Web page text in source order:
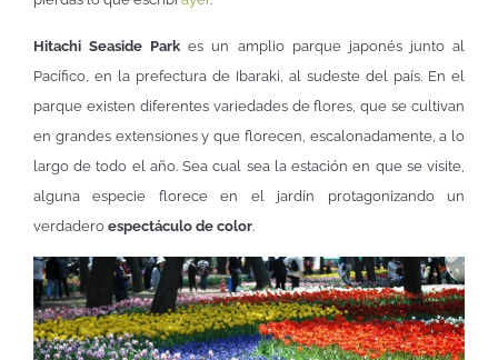
Hitachi Seaside Park es un amplio parque japonés junto al
Pacífico, en la prefectura de Ibaraki, al sudeste del país. En el
parque existen diferentes variedades de flores, que se cultivan
en grandes extensiones y que florecen, escalonadamente, a lo
largo de todo el año. Sea cual sea la estación en que se visite,
alguna especie florece en el jardín protagonizando un
verdadero espectáculo de color.